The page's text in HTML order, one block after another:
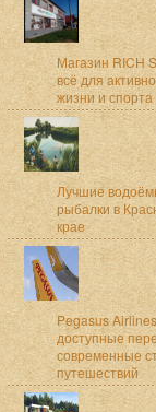
Магазин RICH
всё для
жизни и спорта
Лучшие
рыбалки в
крае
Pegasus
доступные
современные
путешествий